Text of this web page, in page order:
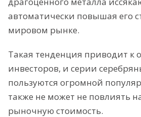
автоматически повышая его
мировом рынке.
Такая тенденция приводит к
инвесторов, и серии
пользуются огромной
также не может не повлиять
рыночную стоимость.